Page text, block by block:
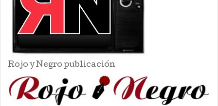
Rojo y Negro publicación